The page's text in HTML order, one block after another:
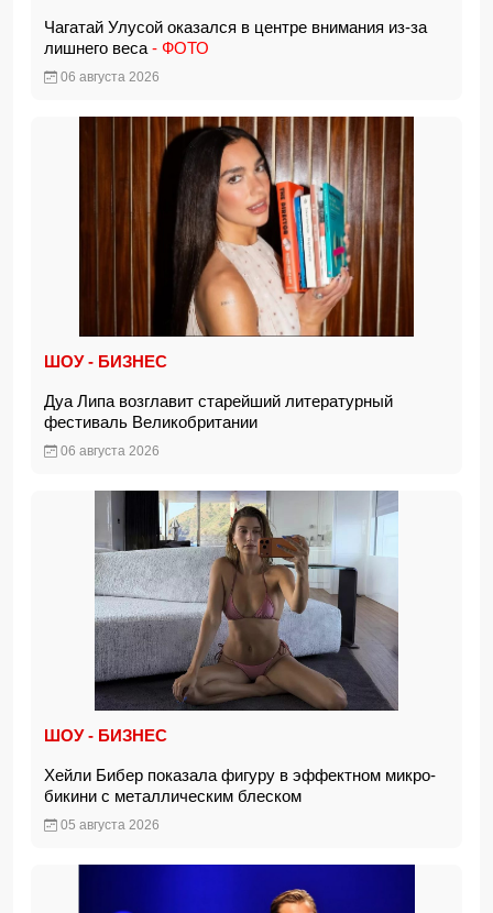
Чагатай Улусой оказался в центре внимания из-за
лишнего веса - ФОТО
06 августа 2026
ШОУ - БИЗНЕС
Дуа Липа возглавит старейший литературный
фестиваль Великобритании
06 августа 2026
ШОУ - БИЗНЕС
Хейли Бибер показала фигуру в эффектном микро-
бикини с металлическим блеском
05 августа 2026